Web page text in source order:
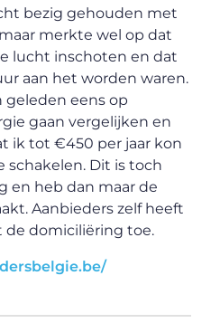
bezig gehouden met
merkte wel op dat
lucht inschoten en dat
aan het worden waren.
geleden eens op
gaan vergelijken en
ik tot €450 per jaar kon
schakelen. Dit is toch
en heb dan maar de
Aanbieders zelf heeft
de domiciliëring toe.